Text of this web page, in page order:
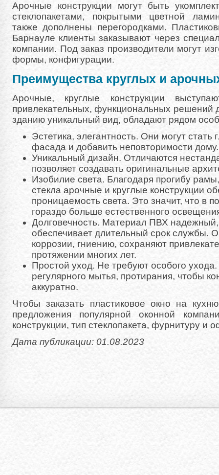
Арочные конструкции могут быть
стеклопакетами, покрытыми цветной
также дополнены перегородками.
Барнауле клиенты заказывают через
компании. Под заказ производители могут
формы, конфигурации.
Преимущества круглых и
Арочные, круглые конструкции
привлекательных, функциональных
зданию уникальный вид, обладают рядом
Эстетика, элегантность. Они могут стать
фасада и добавить неповторимости дому.
Уникальный дизайн. Отличаются
позволяет создавать оригинальные
Изобилие света. Благодаря прогибу
стекла арочные и круглые конструкции
проницаемость света. Это значит, что в
гораздо больше естественного
Долговечность. Материал ПВХ
обеспечивает длительный срок службы.
коррозии, гниению, сохраняют
протяжении многих лет.
Простой уход. Не требуют особого
регулярного мытья, протирания, чтобы
аккуратно.
Чтобы заказать пластиковое окно на
предложения популярной оконной
конструкции, тип стеклопакета, фурнитуру и
Дата публикации: 01.08.2023